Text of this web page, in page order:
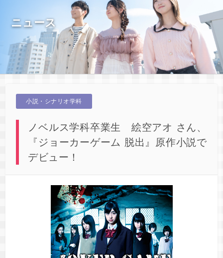
ニュース
小説・シナリオ学科
ノベルス学科卒業生 絵空アオ さん、
『ジョーカーゲーム 脱出』原作小説で
デビュー！